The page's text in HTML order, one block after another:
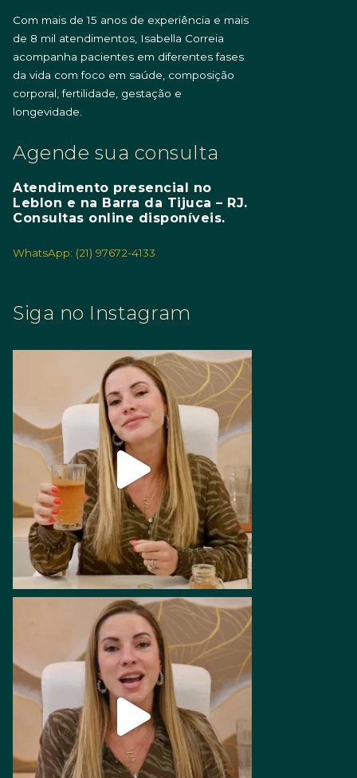
Com mais de 15 anos de experiência e mais
de 8 mil atendimentos, Isabella Correia
acompanha pacientes em diferentes fases
da vida com foco em saúde, composição
corporal, fertilidade, gestação e
longevidade.
Agende sua consulta
Atendimento presencial no
Leblon e na Barra da Tijuca – RJ.
Consultas online disponíveis.
WhatsApp: (21) 97672-4133
Siga no Instagram